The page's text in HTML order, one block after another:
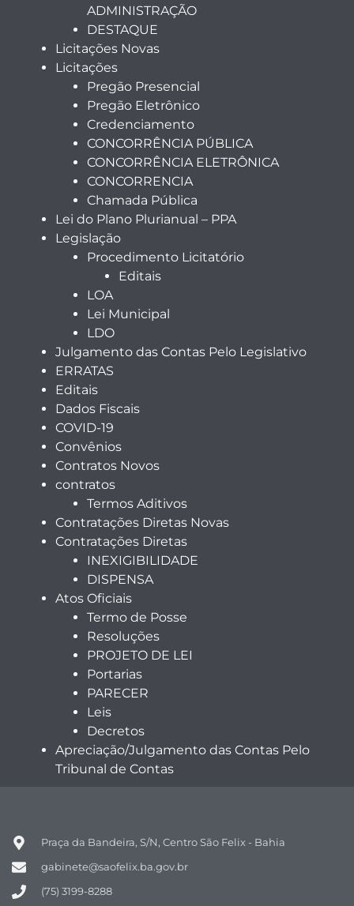
ADMINISTRAÇÃO
DESTAQUE
Licitações Novas
Licitações
Pregão Presencial
Pregão Eletrônico
Credenciamento
CONCORRÊNCIA PÚBLICA
CONCORRÊNCIA ELETRÔNICA
CONCORRENCIA
Chamada Pública
Lei do Plano Plurianual – PPA
Legislação
Procedimento Licitatório
Editais
LOA
Lei Municipal
LDO
Julgamento das Contas Pelo Legislativo
ERRATAS
Editais
Dados Fiscais
COVID-19
Convênios
Contratos Novos
contratos
Termos Aditivos
Contratações Diretas Novas
Contratações Diretas
INEXIGIBILIDADE
DISPENSA
Atos Oficiais
Termo de Posse
Resoluções
PROJETO DE LEI
Portarias
PARECER
Leis
Decretos
Apreciação/Julgamento das Contas Pelo
Tribunal de Contas
Praça da Bandeira, S/N, Centro São Felix - Bahia
gabinete@saofelix.ba.gov.br
(75) 3199-8288